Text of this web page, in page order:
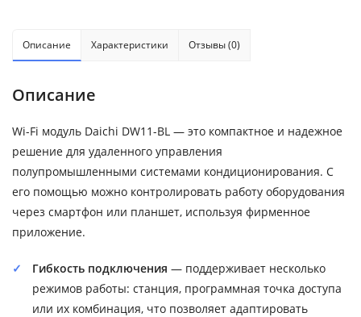
Описание Характеристики Отзывы (0)
Описание
Wi-Fi модуль Daichi DW11-BL — это компактное и надежное
решение для удаленного управления
полупромышленными системами кондиционирования. С
его помощью можно контролировать работу оборудования
через смартфон или планшет, используя фирменное
приложение.
Гибкость подключения — поддерживает несколько
режимов работы: станция, программная точка доступа
или их комбинация, что позволяет адаптировать